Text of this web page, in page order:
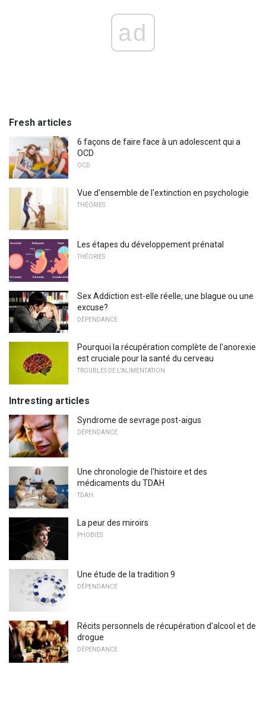
ad
Fresh articles
6 façons de faire face à un adolescent qui a
OCD
OCD
Vue d'ensemble de l'extinction en psychologie
THÉORIES
Les étapes du développement prénatal
THÉORIES
Sex Addiction est-elle réelle, une blague ou une
excuse?
DÉPENDANCE
Pourquoi la récupération complète de l'anorexie
est cruciale pour la santé du cerveau
TROUBLES DE L'ALIMENTATION
Intresting articles
Syndrome de sevrage post-aigus
DÉPENDANCE
Une chronologie de l'histoire et des
médicaments du TDAH
TDAH
La peur des miroirs
PHOBIES
Une étude de la tradition 9
DÉPENDANCE
Récits personnels de récupération d'alcool et de
drogue
DÉPENDANCE